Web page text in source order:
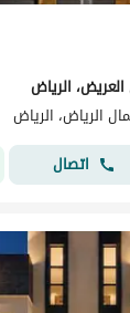
الرياض، الرياض
اتصال